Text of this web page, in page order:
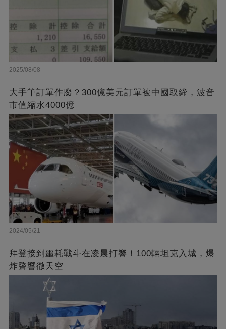
2025/08/08
大手筆訂單作廢？300億美元訂單被中國取締，波音
市值縮水4000億
2024/05/21
拜登接到噩耗戰斗在凌晨打響！100輛坦克入城，爆
炸聲響徹天空